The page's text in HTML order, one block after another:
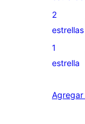
de
0
de
estrellas
2
estrellas
0
de
1
estrella
Agregar